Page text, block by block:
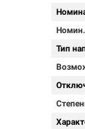
Тип